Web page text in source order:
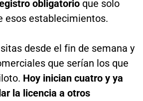
obligatorioque solo
esos establecimientos.
desde el fin de semana y
que serían los que
Hoy inician cuatro y ya
la licencia a otros